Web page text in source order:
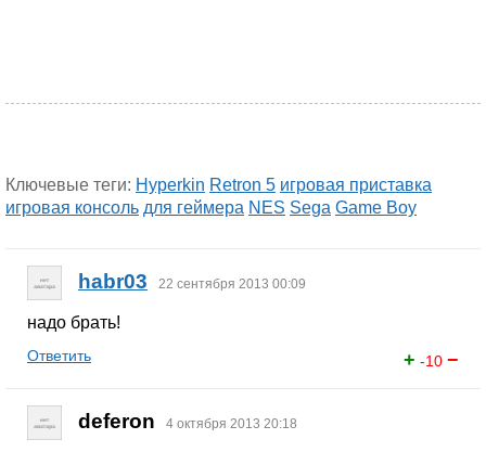
Ключевые теги: Hyperkin Retron 5 игровая приставка
игровая консоль для геймера NES Sega Game Boy
habr03 22 сентября 2013 00:09
надо брать!
+ -10 −
Ответить
deferon 4 октября 2013 20:18